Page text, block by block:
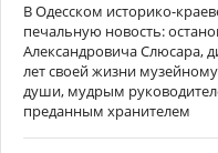
В Одесском историко-
печальную новость:
Александровича Слюсара,
лет своей жизни
души, мудрым
преданным хранителем